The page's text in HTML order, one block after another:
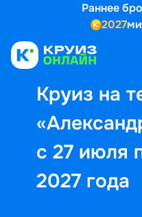
Раннее
2027
Круиз на
с 27 июля
2027 года